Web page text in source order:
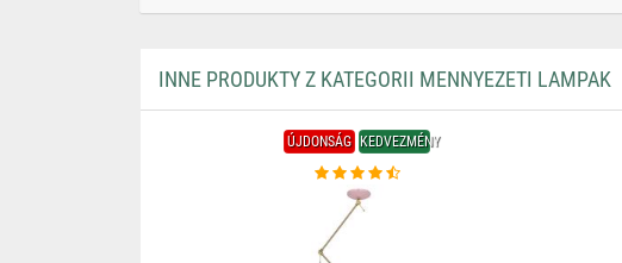
INNE PRODUKTY Z KATEGORII MENNYEZETI LAMPAK
ÚJDONSÁG KEDVEZMÉNY